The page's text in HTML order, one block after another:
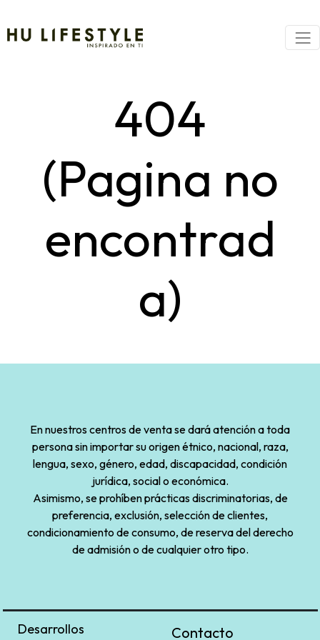
404
(Pagina no
encontrad
a)
En nuestros centros de venta se dará atención a toda
persona sin importar su origen étnico, nacional, raza,
lengua, sexo, género, edad, discapacidad, condición
jurídica, social o económica.
Asimismo, se prohíben prácticas discriminatorias, de
preferencia, exclusión, selección de clientes,
condicionamiento de consumo, de reserva del derecho
de admisión o de cualquier otro tipo.
Desarrollos Contacto